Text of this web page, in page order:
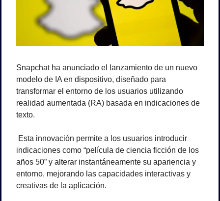
Snapchat ha anunciado el lanzamiento de un nuevo
modelo de IA en dispositivo, diseñado para
transformar el entorno de los usuarios utilizando
realidad aumentada (RA) basada en indicaciones de
texto.
indicaciones como “película de ciencia ficción de los
años 50” y alterar instantáneamente su apariencia y
entorno, mejorando las capacidades interactivas y
creativas de la aplicación.